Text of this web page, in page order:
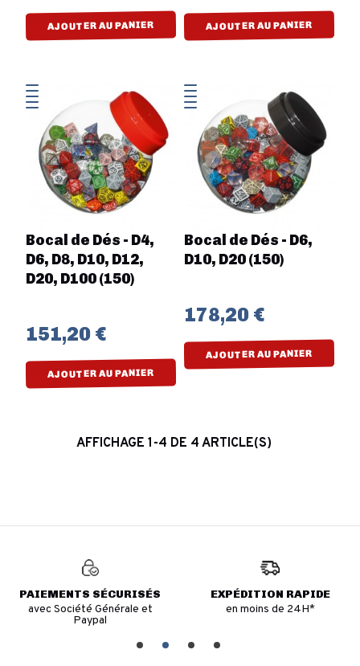
AJOUTER AU PANIER AJOUTER AU PANIER
Bocal de Dés - D4,
D6, D8, D10, D12,
D20, D100 (150)
151,20 €
AJOUTER AU PANIER
Bocal de Dés - D6,
D10, D20 (150)
178,20 €
AJOUTER AU PANIER
AFFICHAGE 1-4 DE 4 ARTICLE(S)
PAIEMENTS SÉCURISÉS
avec Société Générale et
Paypal
EXPÉDITION RAPIDE
en moins de 24H*